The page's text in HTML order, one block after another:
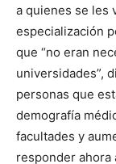
a quienes se les
especialización
que “no eran
universidades”,
personas que
demografía
facultades y
responder ahora